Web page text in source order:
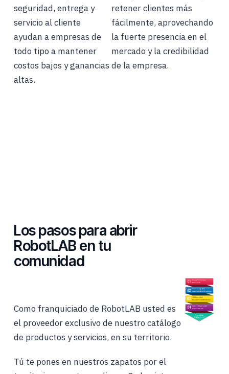
seguridad, entrega y
servicio al cliente
ayudan a empresas de
todo tipo a mantener
costos bajos y ganancias
altas.
retener clientes más
fácilmente, aprovechando
la fuerte presencia en el
mercado y la credibilidad
de la empresa.
Los pasos para abrir
RobotLAB en tu
comunidad
Como franquiciado de RobotLAB usted es
el proveedor exclusivo de nuestro catálogo
de productos y servicios, en su territorio.
Tú te pones en nuestros zapatos por el